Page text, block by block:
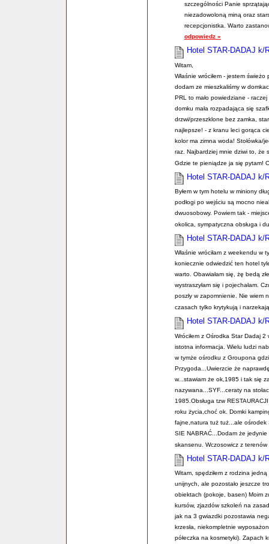
szczególności Panie
niezadowoloną miną oraz
recepcjonistka. Warto
odpowiedz »
Hotel STAR-DADAJ k/
Witam,
Właśnie wróciłem - jestem
dodam ze mieszkaliśmy w
PRL to mało powiedziane -
domku mała rozpadająca się
drzwi/przeszklone bez zamka,
najlepsze! - z kranu leci gorąca
kolor ma zimna woda! Stołówka/
raz. Najbardziej mnie dziwi to, że
Gdzie te pieniądze ja się pytam!
Hotel STAR-DADAJ k/
Byłem w tym hotelu w miniony
podłogi po wejściu są mocno
dwuosobowy. Powiem tak -
okolica, sympatyczna obsługa i
Hotel STAR-DADAJ k/
Właśnie wróciłam z weekendu w
koniecznie odwiedzić ten hotel
warto. Obawiałam się, żę bedą
wystraszyłam się i pojechałam.
poszły w zapomnienie. Nie wiem
czasach tylko krytykują i
Hotel STAR-DADAJ k/
Wróciłem z Ośrodka Star Dadaj
istotna informacja. Wielu ludzi
w tymże ośrodku z Groupona
Przygoda...Uwierzcie że
w...stawiam że ok,1985 i tak się
nazywana...SYF...ceraty na
1985.Obsługa tzw
roku życia,choć ok. Domki
fajne,natura tuż tuż...ale ośrodek
SIE NABRAĆ...Dodam że jedynie
skansenu. Wczosowicz z terenów
Hotel STAR-DADAJ k/
Witam, spędziłem z rodzina
unijnych, ale pozostało jeszcze
obiektach (pokoje, basen) Moim
kursów, zjazdów szkoleń na
jak na 3 gwiazdki pozostawia
krzesła, niekompletnie
półeczka na kosmetyki). Zapach